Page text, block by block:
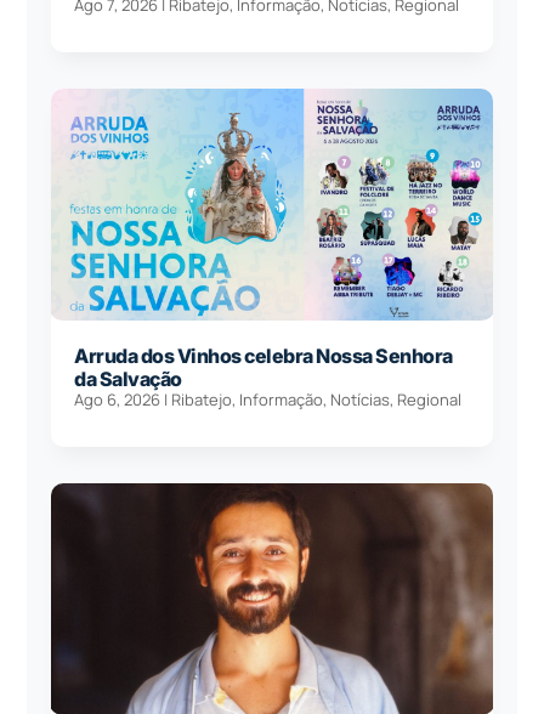
Ago 7, 2026 Ribatejo, Informação, Notícias, Regional
Arruda dos Vinhos celebra Nossa Senhora
da Salvação
Ago 6, 2026 | Ribatejo, Informação, Notícias, Regional